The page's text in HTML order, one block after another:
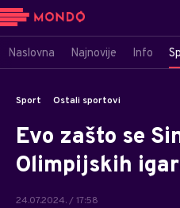
Naslovna Najnovije Info
Sport Ostali sportovi
Evo zašto se
Olimpijskih
24.07.2024. / 17:58